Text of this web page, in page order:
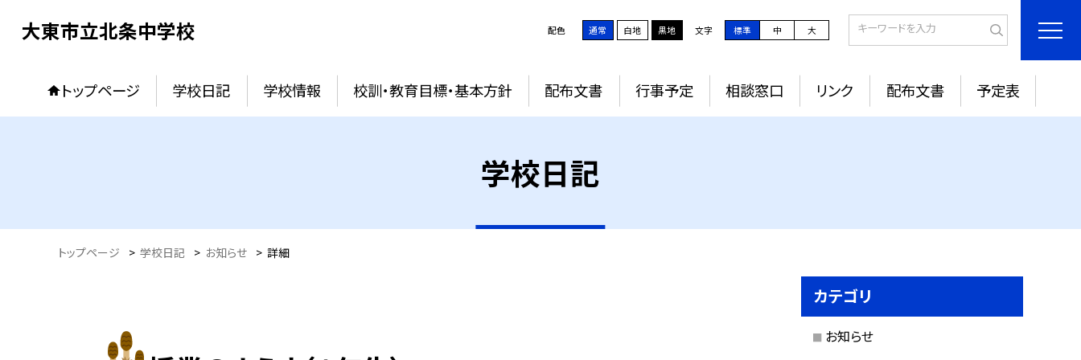
大東市立北条中学校 配色 通常 白地 黒地 文字 標準 中 大
トップページ 学校日記 学校情報 校訓・教育目標・基本方針 配布文書 行事予定 相談窓口 リンク 配布文書 予定表
学校日記
トップページ > 学校日記 > お知らせ > 詳細
カテゴリ
お知らせ